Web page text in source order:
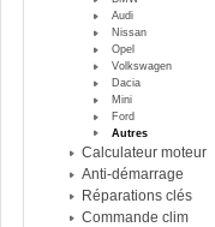
Audi
Nissan
Opel
Volkswagen
Dacia
Mini
Ford
Autres
Calculateur moteur
Anti-démarrage
Réparations clés
Commande clim